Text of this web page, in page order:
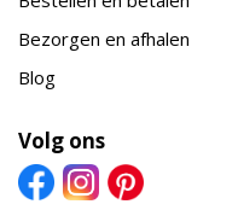
Bezorgen en afhalen
Blog
Volg ons